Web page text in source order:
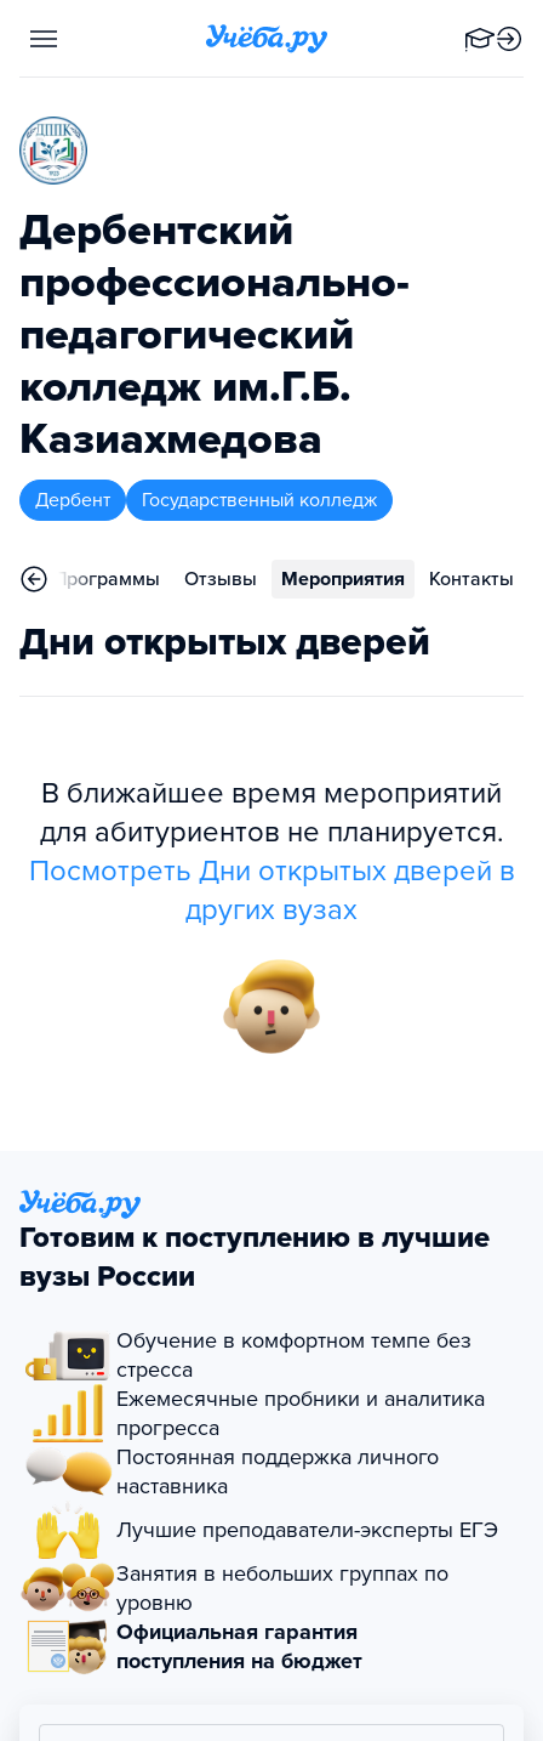
Дербентский
профессионально-
педагогический
колледж им.Г.Б.
Казиахмедова
Дербент Государственный колледж
Программы Отзывы Мероприятия Контакты
Дни открытых дверей
В ближайшее время мероприятий
для абитуриентов не планируется.
Посмотреть Дни открытых дверей в
других вузах
Готовим к поступлению в лучшие
вузы России
Обучение в комфортном темпе без
стресса
Ежемесячные пробники и аналитика
прогресса
Постоянная поддержка личного
наставника
Лучшие преподаватели-эксперты ЕГЭ
Занятия в небольших группах по
уровню
Официальная гарантия
поступления на бюджет